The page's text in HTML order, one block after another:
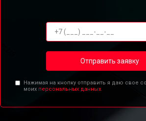
Отправить заявку
Нажимая на кнопку отправить я даю свое
моих персональных данных.